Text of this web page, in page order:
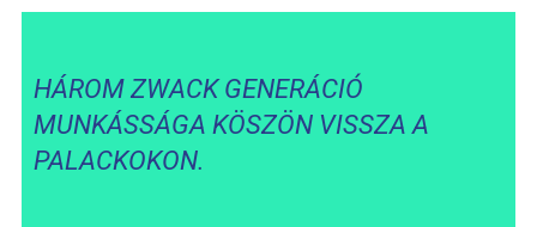
HÁROM ZWACK GENERÁCIÓ
MUNKÁSSÁGA KÖSZÖN VISSZA A
PALACKOKON.